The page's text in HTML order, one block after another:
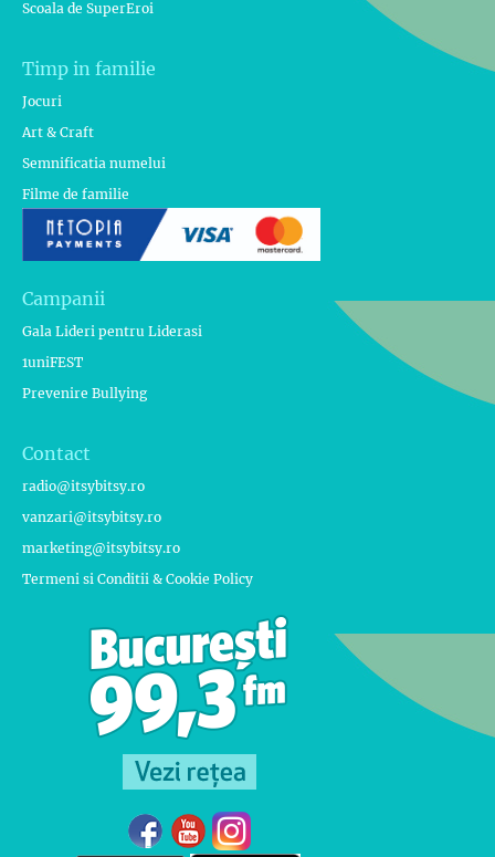
Scoala de SuperEroi
Timp in familie
Jocuri
Art & Craft
Semnificatia numelui
Filme de familie
Campanii
Gala Lideri pentru Liderasi
1uniFEST
Prevenire Bullying
Contact
radio@itsybitsy.ro
vanzari@itsybitsy.ro
marketing@itsybitsy.ro
Termeni si Conditii & Cookie Policy